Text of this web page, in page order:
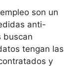
son un
anti-
buscan
tengan las
y